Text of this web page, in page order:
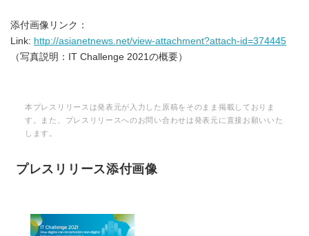
添付画像リンク：
Link: http://asianetnews.net/view-attachment?attach-id=374445
（写真説明：IT Challenge 2021の概要）
本プレスリリースは発表元が入力した原稿をそのまま掲載しておりま
す。また、プレスリリースへのお問い合わせは発表元に直接お願いいた
します。
プレスリリース添付画像